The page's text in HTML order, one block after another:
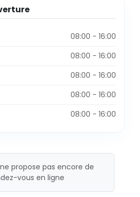
08:00 - 16:00
08:00 - 16:00
08:00 - 16:00
08:00 - 16:00
08:00 - 16:00
propose pas encore de
vous en ligne